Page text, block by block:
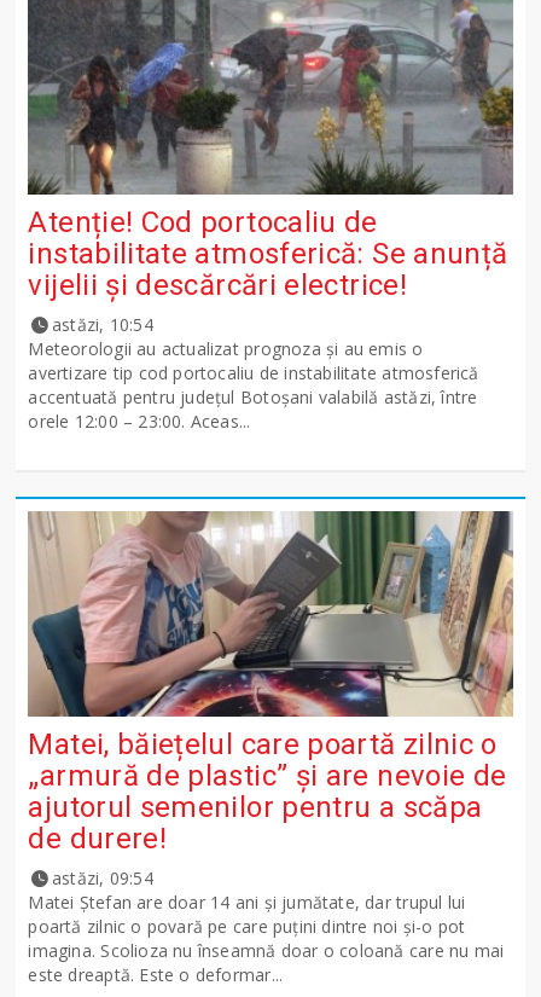
Atenție! Cod portocaliu de
instabilitate atmosferică: Se anunță
vijelii și descărcări electrice!
astăzi, 10:54
Meteorologii au actualizat prognoza și au emis o
avertizare tip cod portocaliu de instabilitate atmosferică
accentuată pentru județul Botoșani valabilă astăzi, între
orele 12:00 – 23:00. Aceas...
Matei, băiețelul care poartă zilnic o
„armură de plastic” și are nevoie de
ajutorul semenilor pentru a scăpa
de durere!
astăzi, 09:54
Matei Ștefan are doar 14 ani și jumătate, dar trupul lui
poartă zilnic o povară pe care puțini dintre noi și-o pot
imagina. Scolioza nu înseamnă doar o coloană care nu mai
este dreaptă. Este o deformar...